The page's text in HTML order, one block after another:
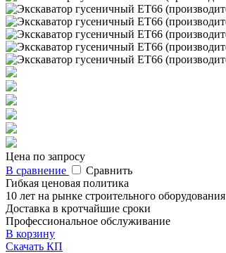
Цена по запросу
В сравнение
Сравнить
Гибкая ценовая политика
10 лет на рынке строительного оборудования
Доставка в кротчайшие сроки
Профессиональное обслуживание
В корзину
Скачать КП